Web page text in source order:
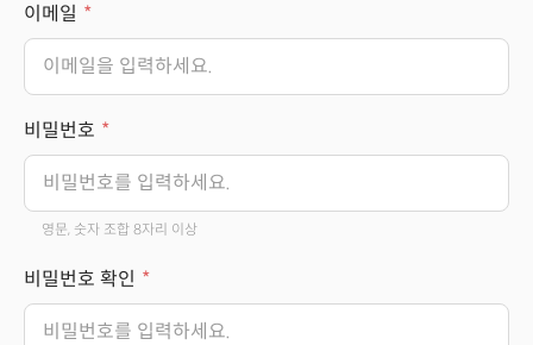
이메일
비밀번호
영문, 숫자 조합 8자리 이상
비밀번호 확인